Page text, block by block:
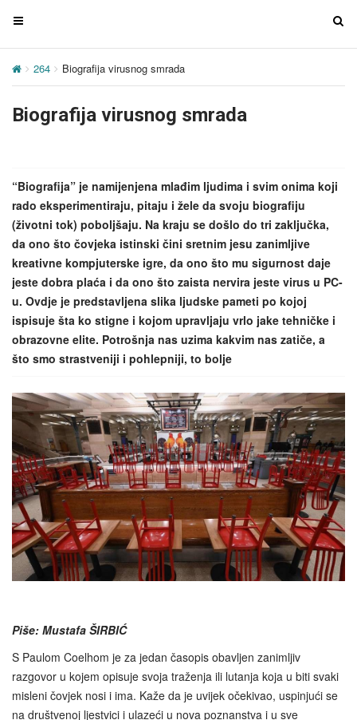
T
g
e
g
a
t
i
o
n
T
i
o
264 Biografija virusnog smrada
Biografija virusnog smrada
“Biografija” je namijenjena mlađim ljudima i svim onima koji
rado eksperimentiraju, pitaju i žele da svoju biografiju
(životni tok) poboljšaju. Na kraju se došlo do tri zaključka,
da ono što čovjeka istinski čini sretnim jesu zanimljive
kreativne kompjuterske igre, da ono što mu sigurnost daje
jeste dobra plaća i da ono što zaista nervira jeste virus u PC-
u. Ovdje je predstavljena slika ljudske pameti po kojoj
ispisuje šta ko stigne i kojom upravljaju vrlo jake tehničke i
obrazovne elite. Potrošnja nas uzima kakvim nas zatiče, a
što smo strastveniji i pohlepniji, to bolje
Piše: Mustafa ŠIRBIĆ
S Paulom Coelhom je za jedan časopis obavljen zanimljiv
razgovor u kojem opisuje svoja traženja ili lutanja koja u biti svaki
misleni čovjek nosi i ima. Kaže da je uvijek očekivao, uspinjući se
na društvenoj ljestvici i ulazeći u nova poznanstva i u sve